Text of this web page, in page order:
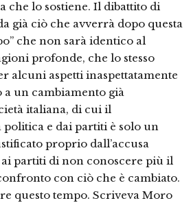
che lo sostiene. Il dibattito di
già ciò che avverrà dopo questa
che non sarà identico al
profonde, che lo stesso
alcuni aspetti inaspettatamente
un cambiamento già
italiana, di cui il
politica e dai partiti è solo un
proprio dall’accusa
partiti di non conoscere più il
con ciò che è cambiato.
questo tempo. Scriveva Moro